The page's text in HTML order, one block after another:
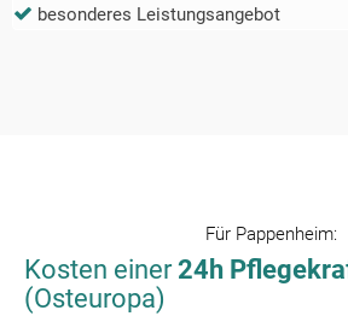
besonderes Leistungsangebot
Für Pappenheim:
Kosten einer24h
(Osteuropa)